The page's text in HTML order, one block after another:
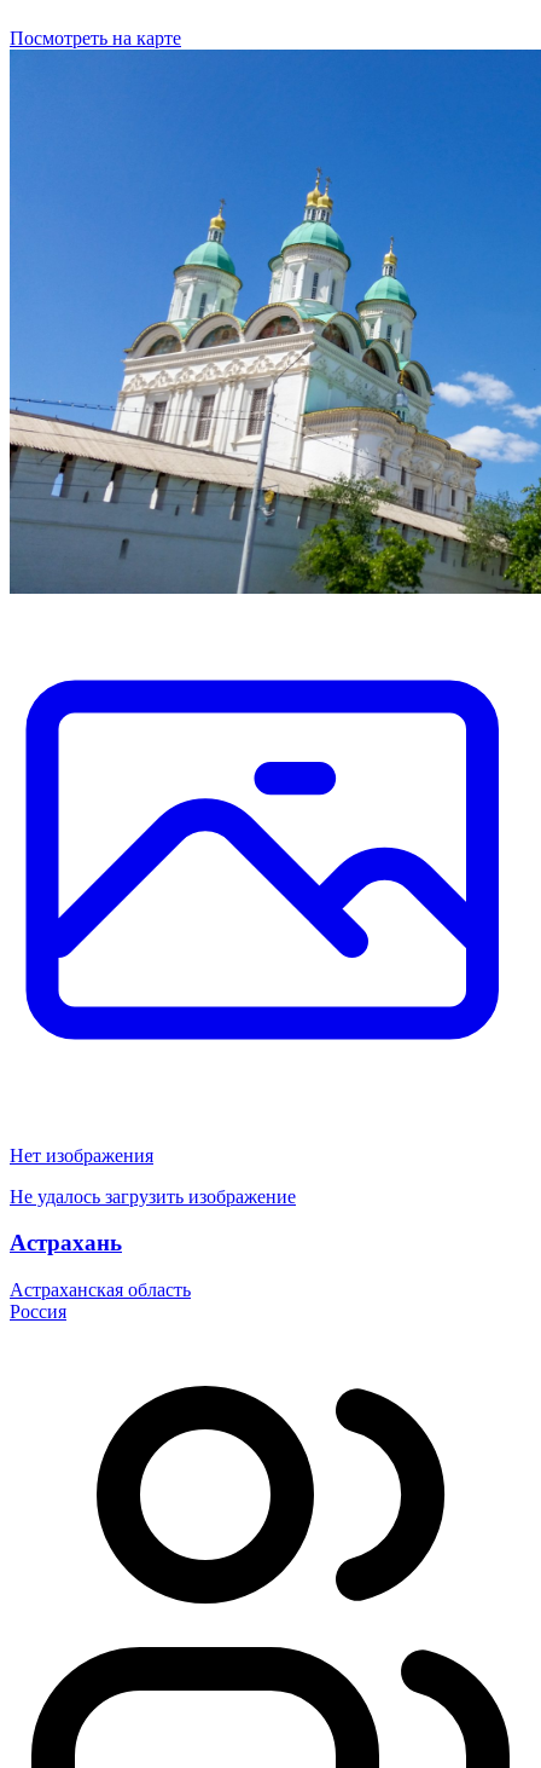
Посмотреть на карте
Нет изображения
Не удалось загрузить изображение
Астрахань
Астраханская область
Россия